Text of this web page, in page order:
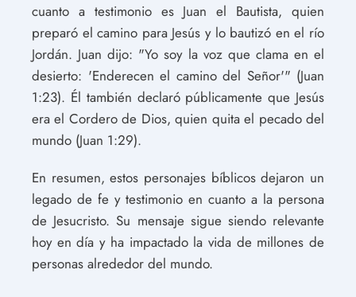
cuanto a testimonio es Juan el Bautista, quien
preparó el camino para Jesús y lo bautizó en el río
Jordán. Juan dijo: "Yo soy la voz que clama en el
desierto: 'Enderecen el camino del Señor'" (Juan
1:23). Él también declaró públicamente que Jesús
era el Cordero de Dios, quien quita el pecado del
mundo (Juan 1:29).
En resumen, estos personajes bíblicos dejaron un
legado de fe y testimonio en cuanto a la persona
de Jesucristo. Su mensaje sigue siendo relevante
hoy en día y ha impactado la vida de millones de
personas alrededor del mundo.